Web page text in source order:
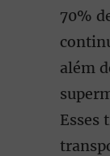
70%
além
Esses